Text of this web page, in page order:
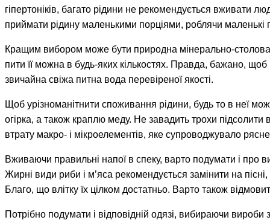
гіпертоніків, багато рідини не рекомендується вживати
приймати рідину маленькими порціями, роблячи маленькі
Кращим вибором може бути природна мінерально-столова
пити її можна в будь-яких кількостях. Правда, бажано, щоб
звичайна свіжа питна вода перевіреної якості.
Щоб урізноманітнити споживання рідини, будь то в неї
огірка, а також краплю меду. Не завадить трохи
втрату макро- і мікроелементів, яке супроводжувало
Вживаючи правильні напої в спеку, варто подумати і про
Жирні види риби і м’яса рекомендується замінити на
Благо, що влітку їх цілком достатньо. Варто також
Потрібно подумати і відповідній одязі, вибираючи вироби